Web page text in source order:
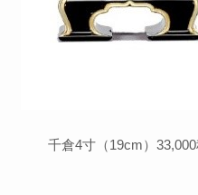
千倉4寸（19cm）